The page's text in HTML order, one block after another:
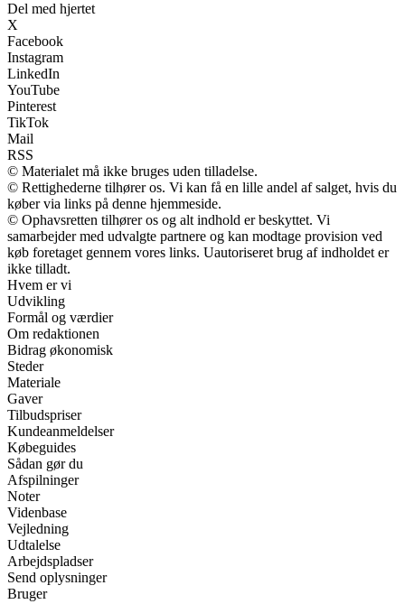
Del med hjertet
X
Facebook
Instagram
LinkedIn
YouTube
Pinterest
TikTok
Mail
RSS
© Materialet må ikke bruges uden tilladelse.
© Rettighederne tilhører os. Vi kan få en lille andel af salget, hvis du
køber via links på denne hjemmeside.
© Ophavsretten tilhører os og alt indhold er beskyttet. Vi
samarbejder med udvalgte partnere og kan modtage provision ved
køb foretaget gennem vores links. Uautoriseret brug af indholdet er
ikke tilladt.
Hvem er vi
Udvikling
Formål og værdier
Om redaktionen
Bidrag økonomisk
Steder
Materiale
Gaver
Tilbudspriser
Kundeanmeldelser
Købeguides
Sådan gør du
Afspilninger
Noter
Videnbase
Vejledning
Udtalelse
Arbejdspladser
Send oplysninger
Bruger